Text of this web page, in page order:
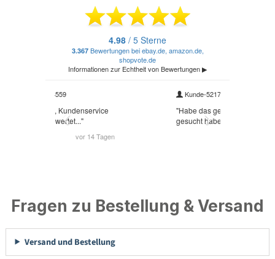
Fragen zu Bestellung & Versand
Versand und Bestellung